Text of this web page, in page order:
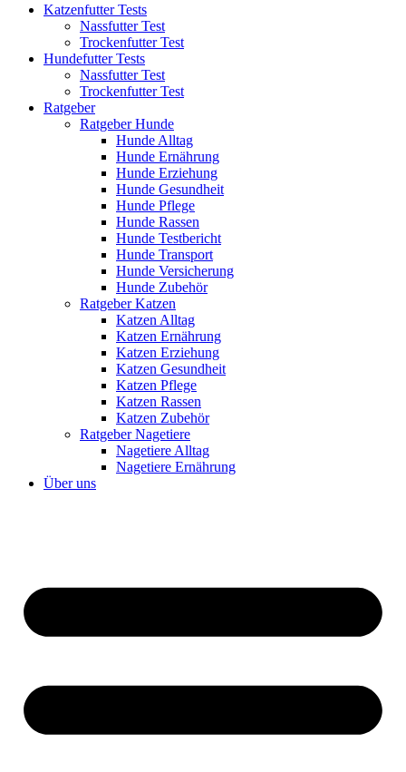
Katzenfutter Tests
Nassfutter Test
Trockenfutter Test
Hundefutter Tests
Nassfutter Test
Trockenfutter Test
Ratgeber
Ratgeber Hunde
Hunde Alltag
Hunde Ernährung
Hunde Erziehung
Hunde Gesundheit
Hunde Pflege
Hunde Rassen
Hunde Testbericht
Hunde Transport
Hunde Versicherung
Hunde Zubehör
Ratgeber Katzen
Katzen Alltag
Katzen Ernährung
Katzen Erziehung
Katzen Gesundheit
Katzen Pflege
Katzen Rassen
Katzen Zubehör
Ratgeber Nagetiere
Nagetiere Alltag
Nagetiere Ernährung
Über uns